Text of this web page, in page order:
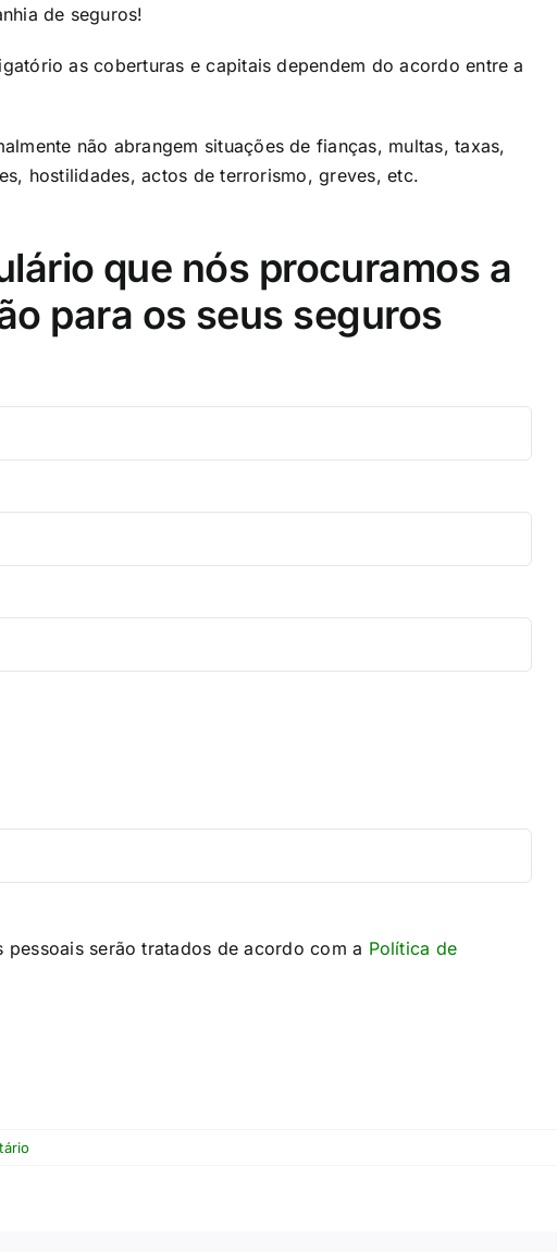
de seguros!​
as coberturas e capitais dependem do acordo entre a
não abrangem situações de fianças, multas, taxas,
hostilidades, actos de terrorismo, greves, etc.​
que nós procuramos a
para os seus seguros
serão tratados de acordo com a Política de